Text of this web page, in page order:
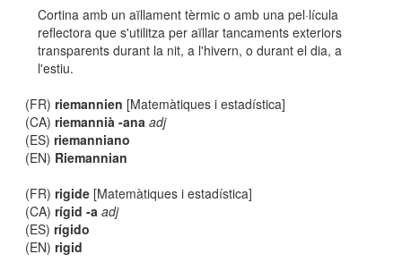
Cortina amb un aïllament tèrmic o amb una pel·lícula
reflectora que s'utilitza per aïllar tancaments exteriors
transparents durant la nit, a l'hivern, o durant el dia, a
l'estiu.
(FR)riemannien [Matemàtiques i estadística]
(CA)riemannià -ana adj
(ES)riemanniano
(EN) Riemannian
(FR)rigide [Matemàtiques i estadística]
(CA)rígid -a adj
(ES)rígido
(EN)rigid